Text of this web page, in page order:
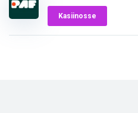
Kasiinosse